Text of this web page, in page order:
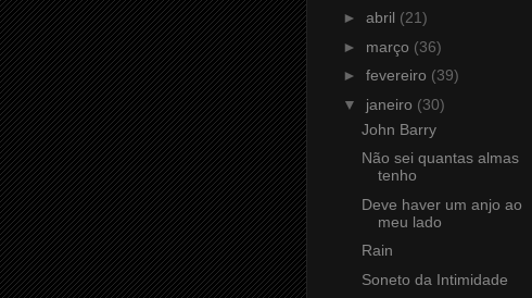
► abril (21)
► março (36)
► fevereiro (39)
▼ janeiro (30)
John Barry
Não sei quantas almas
tenho
Deve haver um anjo ao
meu lado
Rain
Soneto da Intimidade